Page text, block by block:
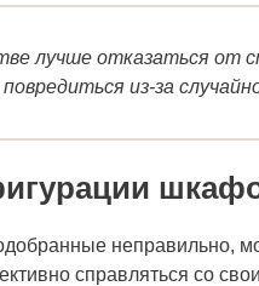
лучше отказаться от
из-за
неправильно,
справляться со